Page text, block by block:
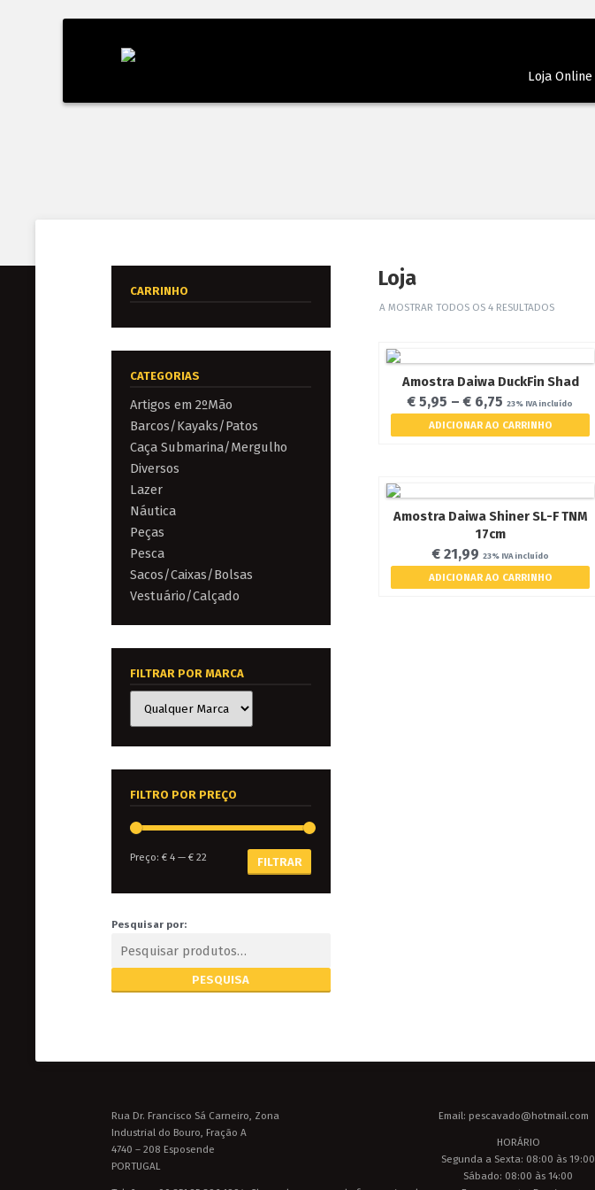
Loja Online
Loja
A MOSTRAR TODOS OS 4 RESULTADOS
Amostra Daiwa DuckFin Shad
€ 5,95 –€ 6,75 23% IVA incluído
ADICIONAR AO CARRINHO
Amostra Daiwa Shiner SL-F TNM
17cm
€21,99 23% IVA incluído
ADICIONAR AO CARRINHO
CARRINHO
CATEGORIAS
Artigos em 2ºMão
Barcos/Kayaks/Patos
Caça Submarina/Mergulho
Diversos
Lazer
Náutica
Peças
Pesca
Sacos/Caixas/Bolsas
Vestuário/Calçado
FILTRAR POR MARCA
FILTRO POR PREÇO
FILTRAR
Preço:€ 4 —€ 22
Pesquisar por:
Rua Dr. Francisco Sá Carneiro, Zona
Industrial do Bouro, Fração A
4740 – 208 Esposende
PORTUGAL
Email: pescavado@hotmail.com
HORÁRIO
Segunda a Sexta: 08:00 às 19:00
Sábado: 08:00 às 14:00